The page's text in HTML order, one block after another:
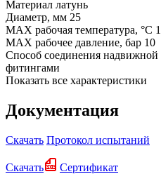
Материал латунь
Диаметр, мм 25
MAX рабочая температура, °C
MAX рабочее давление, бар 10
Способ соединения надвижной
фитингами
Показать все характеристики
Документация
Скачать Протокол испытаний
Скачать Сертификат